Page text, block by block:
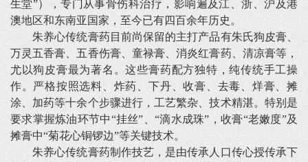
生堂”），专门从事骨伤科治疗，影响遍及江、浙、沪及港
澳地区和东南亚国家，至今已有四百余年历史。
朱养心传统膏药目前尚保留的主打产品有朱氏狗皮膏、
万灵五香膏、五香伤膏、童禄膏、消炎红膏药、清凉膏等，
尤以狗皮膏最为著名。这些膏药配方独特，纯传统手工操
作。严格按照选料、炸药、下丹、收膏、去毒、烊膏、摊
涂、加药等十余个步骤进行，工艺繁杂、技术精湛。特别是
要求掌握炼油环节中“挂丝”、“滴水成珠”，收膏“老嫩度”及
摊膏中“菊花心铜锣边”等关键技术。
朱养心传统膏药制作技艺，是由传承人口传心授传承下